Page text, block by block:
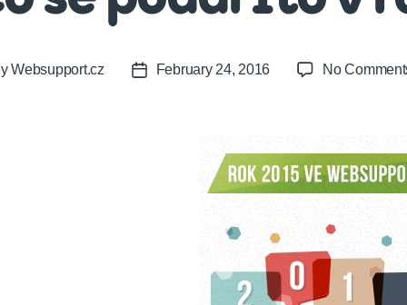
Websupport.cz
PostFebruary 24, 2016 No